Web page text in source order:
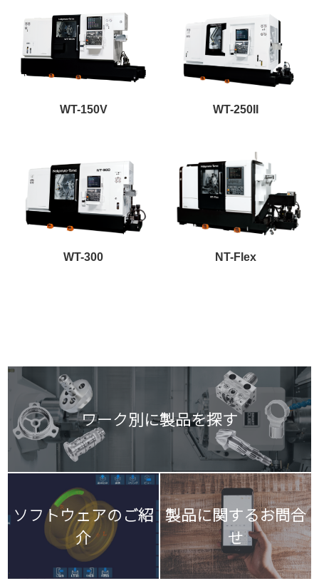
WT-150V WT-250II
WT-300 NT-Flex
ワーク別に製品を探す
ソフトウェアのご紹
介
製品に関するお問合
せ